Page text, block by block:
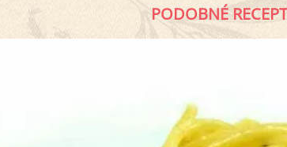
PODOBNÉ